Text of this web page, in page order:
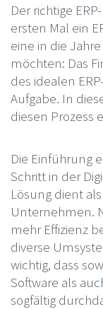
Der richtige
ersten Mal ein
eine in die
möchten: Das
des idealen
Aufgabe. In
diesen Prozess
Die Einführung
Schritt in der
Lösung dient
Unternehmen.
mehr Effizienz
diverse
wichtig, dass
Software als
sogfältig